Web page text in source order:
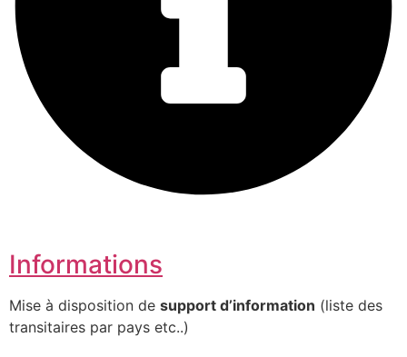
Informations
Mise à disposition de support d’information (liste des
transitaires par pays etc..)